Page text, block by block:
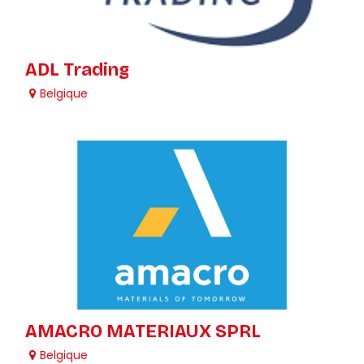
ADL Trading
Belgique
AMACRO MATERIAUX SPRL
Belgique